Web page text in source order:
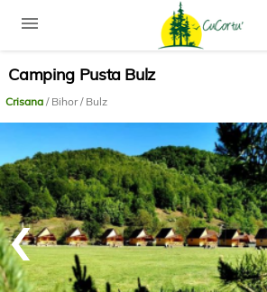
menu
Camping Pusta Bulz
Crisana/ Bihor / Bulz
‹